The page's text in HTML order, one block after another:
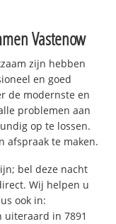
Vastenow
zijn hebben
en goed
de modernste en
problemen aan
op te lossen.
afspraak te maken.
bel deze nacht
Wij helpen u
ook in:
uiteraard in 7891